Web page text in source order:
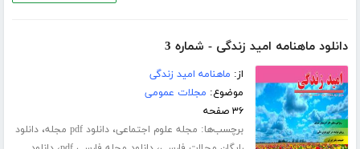
دانلود ماهنامه امید زندگی - شماره 3
از: ماهنامه امید زندگی
موضوع: مجلات عمومی
۳۶ صفحه
برچسب‌ها: مجله علوم اجتماعی،دانلود pdf مجله ،دانلود